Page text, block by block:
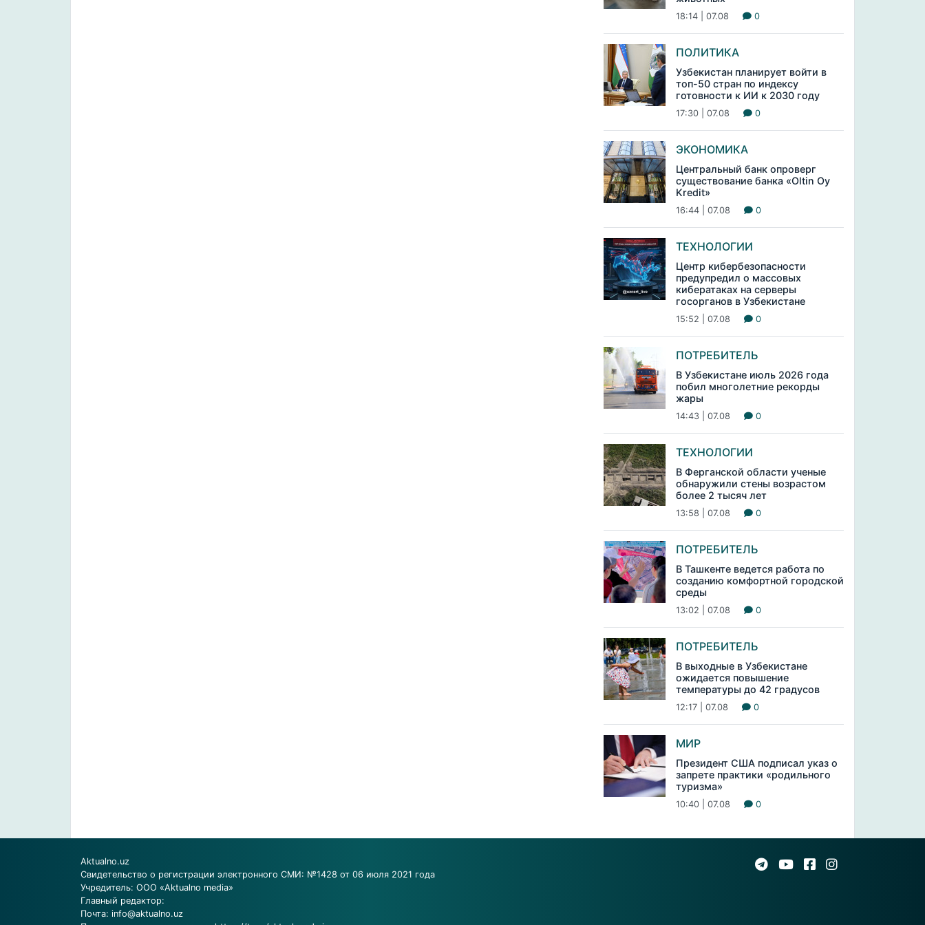
18:14 | 07.08 0
ПОЛИТИКА
Узбекистан планирует войти в
топ-50 стран по индексу
готовности к ИИ к 2030 году
17:30 | 07.08 0
ЭКОНОМИКА
Центральный банк опроверг
существование банка «Oltin Oy
Kredit»
16:44 | 07.08 0
ТЕХНОЛОГИИ
Центр кибербезопасности
предупредил о массовых
кибератаках на серверы
госорганов в Узбекистане
15:52 | 07.08 0
ПОТРЕБИТЕЛЬ
В Узбекистане июль 2026 года
побил многолетние рекорды
жары
14:43 | 07.08 0
ТЕХНОЛОГИИ
В Ферганской области ученые
обнаружили стены возрастом
более 2 тысяч лет
13:58 | 07.08 0
ПОТРЕБИТЕЛЬ
В Ташкенте ведется работа по
созданию комфортной городской
среды
13:02 | 07.08 0
ПОТРЕБИТЕЛЬ
В выходные в Узбекистане
ожидается повышение
температуры до 42 градусов
12:17 | 07.08 0
МИР
Президент США подписал указ о
запрете практики «родильного
туризма»
10:40 | 07.08 0
Aktualno.uz
Свидетельство о регистрации электронного СМИ: №1428 от 06 июля 2021 года
Учредитель: ООО «Aktualno media»
Главный редактор:
Почта: info@aktualno.uz